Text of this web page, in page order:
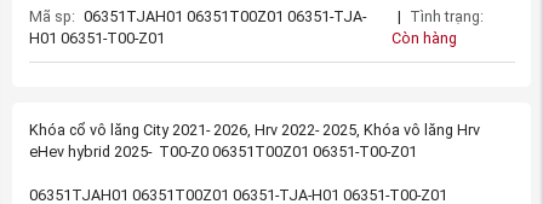
Mã sp: 06351TJAH01 06351T00Z01 06351-TJA-
H01 06351-T00-Z01
| Tình trạng:
Còn hàng
Khóa cổ vô lăng City 2021- 2026, Hrv 2022- 2025, Khóa vô lăng Hrv
eHev hybrid 2025- T00-Z0 06351T00Z01 06351-T00-Z01
06351TJAH01 06351T00Z01 06351-TJA-H01 06351-T00-Z01